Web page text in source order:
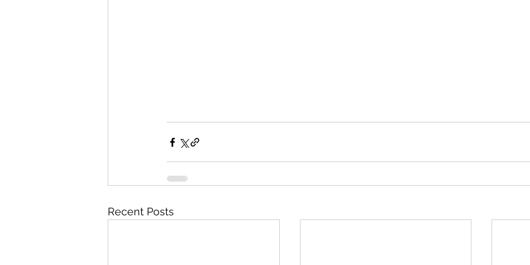
Recent Posts